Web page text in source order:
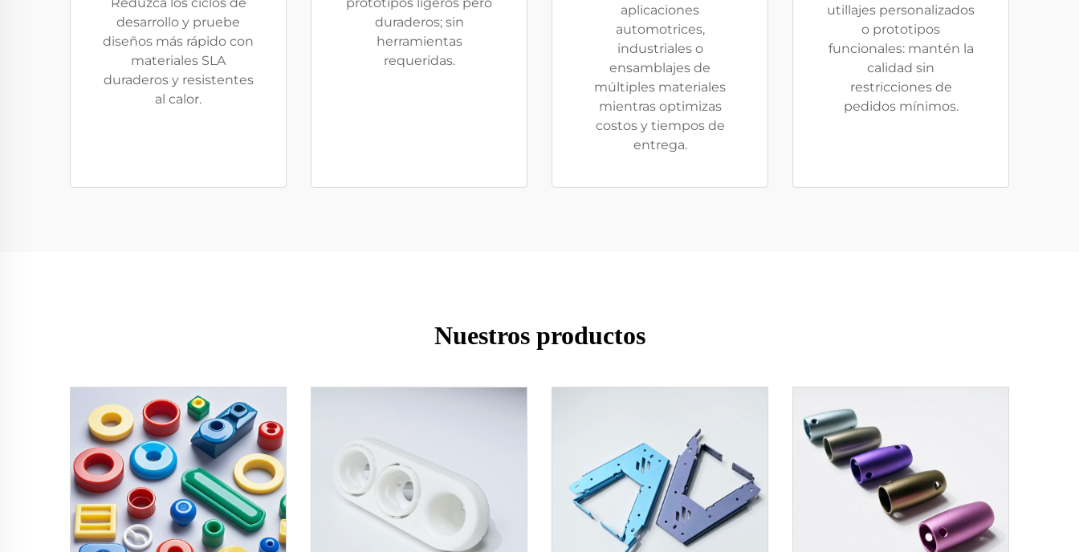
desarrollo y pruebe
diseños más rápido con
materiales SLA
duraderos y resistentes
al calor.
duraderos; sin
herramientas
requeridas.
aplicaciones
automotrices,
industriales o
ensamblajes de
múltiples materiales
mientras optimizas
costos y tiempos de
entrega.
utillajes personalizados
o prototipos
funcionales: mantén la
calidad sin
restricciones de
pedidos mínimos.
Nuestros productos